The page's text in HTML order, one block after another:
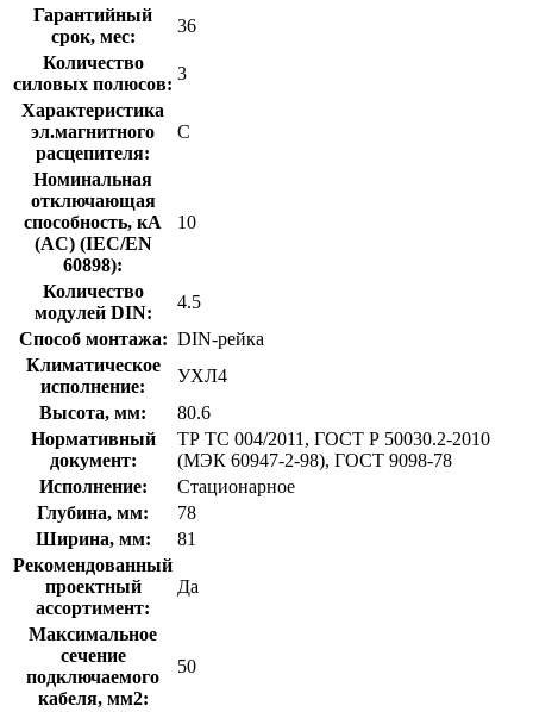
Гарантийный
срок, мес:
36
Количество
силовых полюсов:
3
Характеристика
эл.магнитного
расцепителя:
C
Номинальная
отключающая
способность, кA
(AC) (IEC/EN
60898):
10
Количество
модулей DIN:
4.5
Способ монтажа: DIN-рейка
Климатическое
исполнение:
УХЛ4
Высота, мм:
80.6
Нормативный
документ:
ТР ТС 004/2011, ГОСТ Р 50030.2-2010
(МЭК 60947-2-98), ГОСТ 9098-78
Исполнение:
Стационарное
Глубина, мм:
78
Ширина, мм:
81
Рекомендованный
проектный
ассортимент:
Да
Максимальное
сечение
подключаемого
кабеля, мм2:
50